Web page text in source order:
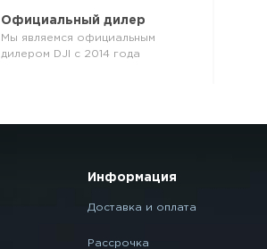
Официальный дилер
Мы являемся официальным
дилером DJI с 2014 года
Информация
Доставка и оплата
Рассрочка